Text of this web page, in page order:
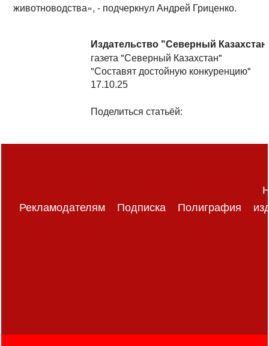
животноводства», - подчеркнул Андрей Гриценко.
Издательство "Северный
газета "Северный Казахстан"
"Составят достойную конкуренцию"
17.10.25
Поделиться статьёй:
Рекламодателям Подписка Полиграфия